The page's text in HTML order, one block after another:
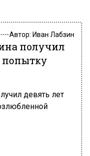
Автор: Иван Лабзин
получил
попытку